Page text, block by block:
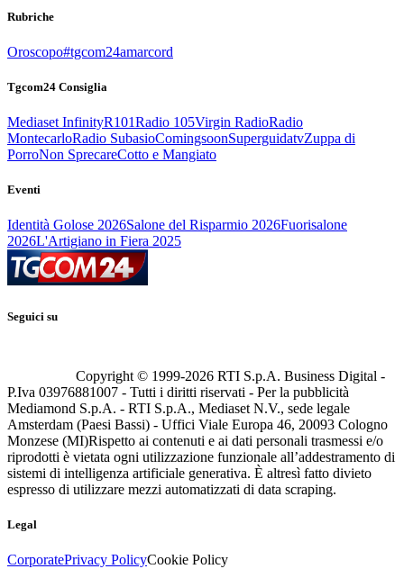
Rubriche
Oroscopo#tgcom24amarcord
Tgcom24 Consiglia
Mediaset InfinityR101Radio 105Virgin RadioRadio
MontecarloRadio SubasioComingsoonSuperguidatvZuppa di
PorroNon SprecareCotto e Mangiato
Eventi
Identità Golose 2026Salone del Risparmio 2026Fuorisalone
2026L'Artigiano in Fiera 2025
Seguici su
Copyright © 1999-2026 RTI S.p.A. Business Digital -
P.Iva 03976881007 - Tutti i diritti riservati - Per la pubblicità
Mediamond S.p.A. - RTI S.p.A., Mediaset N.V., sede legale
Amsterdam (Paesi Bassi) - Uffici Viale Europa 46, 20093 Cologno
Monzese (MI)Rispetto ai contenuti e ai dati personali trasmessi e/o
riprodotti è vietata ogni utilizzazione funzionale all’addestramento di
sistemi di intelligenza artificiale generativa. È altresì fatto divieto
espresso di utilizzare mezzi automatizzati di data scraping.
Legal
CorporatePrivacy PolicyCookie Policy